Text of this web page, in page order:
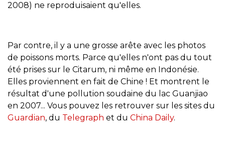
2008) ne reproduisaient qu'elles.
Par contre, il y a une grosse arête avec les photos
de poissons morts. Parce qu'elles n'ont pas du tout
été prises sur le Citarum, ni même en Indonésie.
Elles proviennent en fait de Chine ! Et montrent le
résultat d'une pollution soudaine du lac Guanjiao
en 2007... Vous pouvez les retrouver sur les sites du
Guardian, du Telegraph et du China Daily.